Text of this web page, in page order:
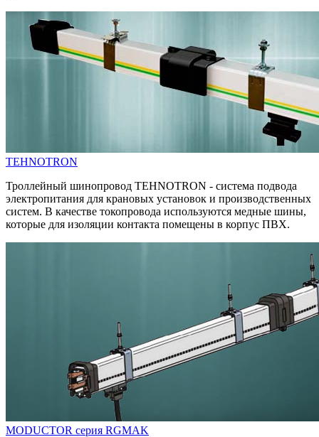
TEHNOTRON
Троллейный шинопровод TEHNOTRON - система подвода
электропитания для крановых установок и производственных
систем. В качестве токопровода используются медные шины,
которые для изоляции контакта помещены в корпус ПВХ.
MODUCTOR серия RGMAK